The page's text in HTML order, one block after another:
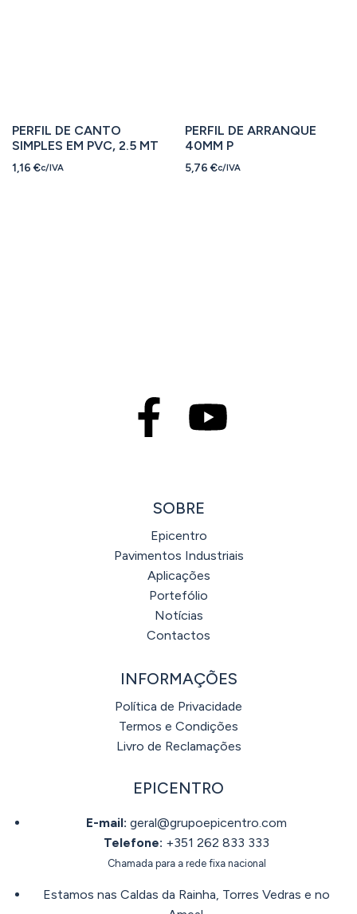
PERFIL DE CANTO
SIMPLES EM PVC, 2.5 MT
1,16 €c/IVA
PERFIL DE ARRANQUE
40MM P
5,76 €c/IVA
SOBRE
Epicentro
Pavimentos Industriais
Aplicações
Portefólio
Notícias
Contactos
INFORMAÇÕES
Política de Privacidade
Termos e Condições
Livro de Reclamações
EPICENTRO
E-mail: geral@grupoepicentro.com
Telefone: +351 262 833 333
Chamada para a rede fixa nacional
Estamos nas Caldas da Rainha, Torres Vedras e no